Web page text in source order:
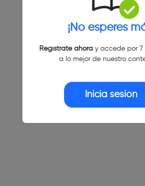
¡No esperes
Regístrate ahoray accede por 7
a lo mejor de nuestro
Inicia sesión